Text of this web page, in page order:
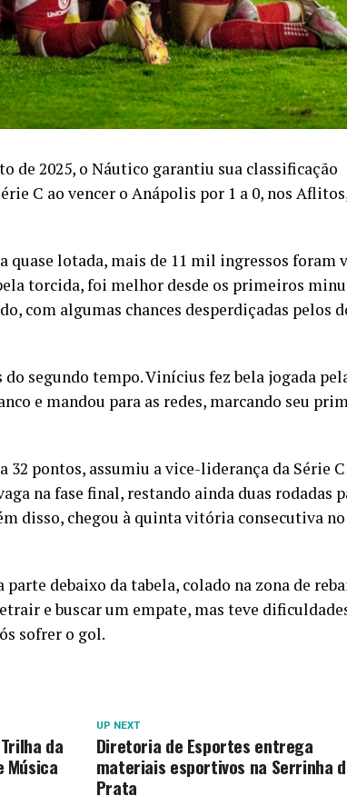
de 2025, o Náutico garantiu sua classificação
C ao vencer o Anápolis por 1 a 0, nos
quase lotada, mais de 11 mil ingressos foram
torcida, foi melhor desde os primeiros
com algumas chances desperdiçadas pelos
segundo tempo. Vinícius fez bela jogada
e mandou para as redes, marcando seu
32 pontos, assumiu a vice-liderança da Série C
na fase final, restando ainda duas rodadas
disso, chegou à quinta vitória consecutiva no
debaixo da tabela, colado na zona de
e buscar um empate, mas teve
sofrer o gol.
UP NEXT
Diretoria de Esportes entrega
materiais esportivos na Serrinha
Prata
da
Música